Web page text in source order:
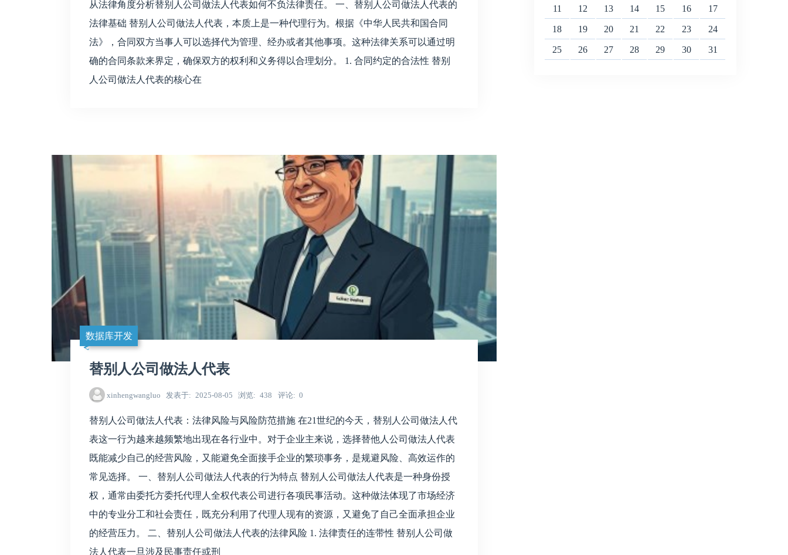
从法律角度分析替别人公司做法人代表如何不负法律责任。 一、替别人公司做法人代表的
法律基础 替别人公司做法人代表，本质上是一种代理行为。根据《中华人民共和国合同
法》，合同双方当事人可以选择代为管理、经办或者其他事项。这种法律关系可以通过明
确的合同条款来界定，确保双方的权利和义务得以合理划分。 1. 合同约定的合法性 替别
人公司做法人代表的核心在
数据库开发
替别人公司做法人代表
xinhengwangluo 发表于 2025-08-05 浏览 438 评论 0
替别人公司做法人代表：法律风险与风险防范措施 在21世纪的今天，替别人公司做法人代
表这一行为越来越频繁地出现在各行业中。对于企业主来说，选择替他人公司做法人代表
既能减少自己的经营风险，又能避免全面接手企业的繁琐事务，是规避风险、高效运作的
常见选择。 一、替别人公司做法人代表的行为特点 替别人公司做法人代表是一种身份授
权，通常由委托方委托代理人全权代表公司进行各项民事活动。这种做法体现了市场经济
中的专业分工和社会责任，既充分利用了代理人现有的资源，又避免了自己全面承担企业
的经营压力。 二、替别人公司做法人代表的法律风险 1. 法律责任的连带性 替别人公司做
法人代表一旦涉及民事责任或刑
11 12 13 14 15 16 17
18 19 20 21 22 23 24
25 26 27 28 29 30 31